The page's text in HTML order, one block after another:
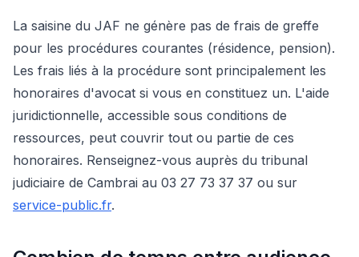
La saisine du JAF ne génère pas de frais de greffe
pour les procédures courantes (résidence, pension).
Les frais liés à la procédure sont principalement les
honoraires d'avocat si vous en constituez un. L'aide
juridictionnelle, accessible sous conditions de
ressources, peut couvrir tout ou partie de ces
honoraires. Renseignez-vous auprès du tribunal
judiciaire de Cambrai au 03 27 73 37 37 ou sur
service-public.fr.